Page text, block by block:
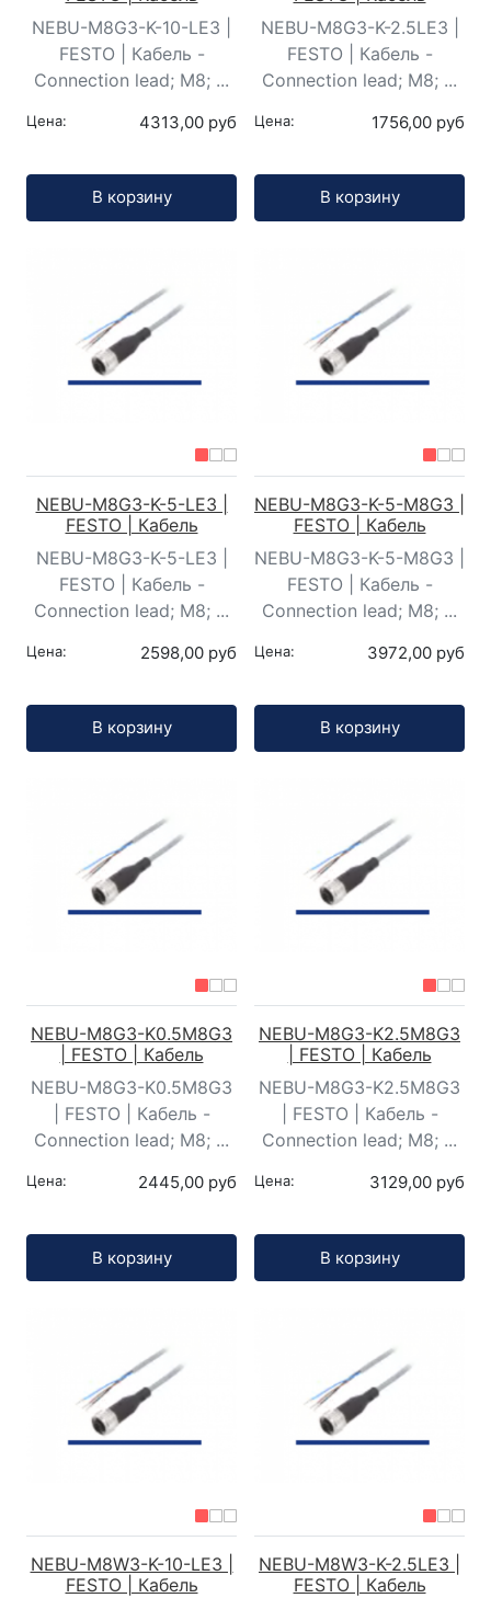
NEBU-M8G3-K-10-LE3 |
FESTO | Кабель -
Connection lead; M8; ...
Цена: 4313,00 руб
В корзину
NEBU-M8G3-K-2.5LE3 |
FESTO | Кабель -
Connection lead; M8; ...
Цена: 1756,00 руб
В корзину
NEBU-M8G3-K-5-LE3 |
FESTO | Кабель
NEBU-M8G3-K-5-LE3 |
FESTO | Кабель -
Connection lead; M8; ...
Цена: 2598,00 руб
В корзину
NEBU-M8G3-K-5-M8G3 |
FESTO | Кабель
NEBU-M8G3-K-5-M8G3 |
FESTO | Кабель -
Connection lead; M8; ...
Цена: 3972,00 руб
В корзину
NEBU-M8G3-K0.5M8G3
| FESTO | Кабель
NEBU-M8G3-K0.5M8G3
| FESTO | Кабель -
Connection lead; M8; ...
Цена: 2445,00 руб
В корзину
NEBU-M8G3-K2.5M8G3
| FESTO | Кабель
NEBU-M8G3-K2.5M8G3
| FESTO | Кабель -
Connection lead; M8; ...
Цена: 3129,00 руб
В корзину
NEBU-M8W3-K-10-LE3 |
FESTO | Кабель
NEBU-M8W3-K-2.5LE3 |
FESTO | Кабель